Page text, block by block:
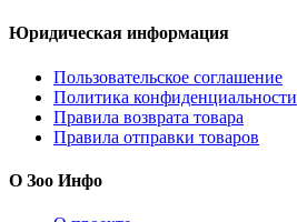
Юридическая информация
Пользовательское соглашение
Политика конфиденциальности
Правила возврата товара
Правила отправки товаров
О Зоо Инфо